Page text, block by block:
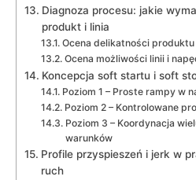
Diagnoza procesu: jakie
produkt i linia
Ocena delikatności produktu
Ocena możliwości linii i
Koncepcja soft startu i soft
Poziom 1 – Proste rampy w
Poziom 2 – Kontrolowane
Poziom 3 – Koordynacja
warunków
Profile przyspieszeń i jerk w
ruch